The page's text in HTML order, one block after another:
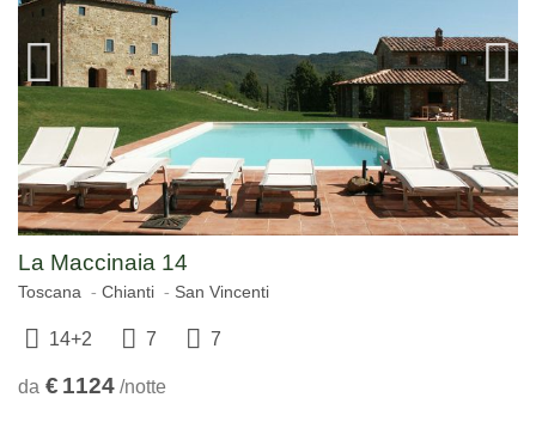
La Maccinaia 14
Toscana Chianti San Vincenti
14+2 7 7
da € 1124 /notte